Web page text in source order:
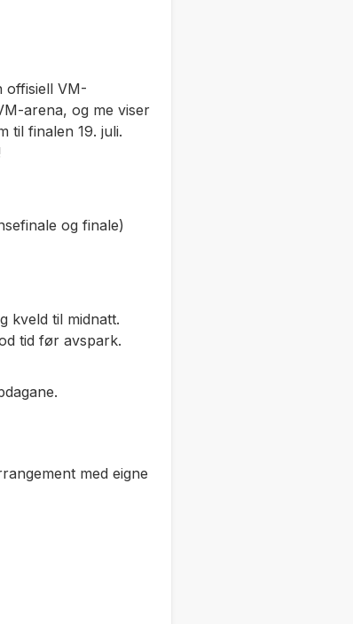
offisiell VM-
arena, og me viser
til finalen 19. juli.
og finale)
kveld til midnatt.
tid før avspark.
med eigne